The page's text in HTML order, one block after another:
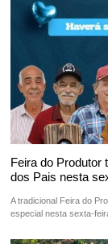
Feira do Produtor
dos Pais nesta
A tradicional Feira do
especial nesta sexta-